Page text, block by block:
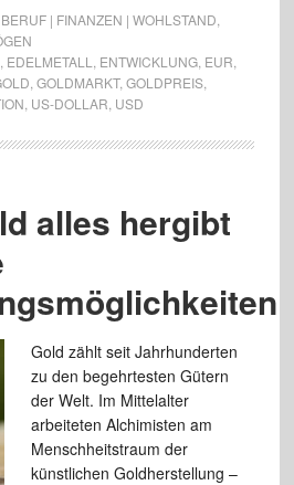
BERUF | FINANZEN | WOHLSTAND
EDELMETALL ENTWICKLUNG, EUR
GOLDMARKT, GOLDPREIS,
US-DOLLAR USD
alles hergibt
Gold zählt seit Jahrhunderten
zu den begehrtesten Gütern
der Welt. Im Mittelalter
arbeiteten Alchimisten am
Menschheitstraum der
künstlichen Goldherstellung –